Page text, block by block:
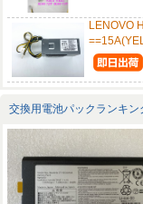
LENOVO
交換用電池パックランキン